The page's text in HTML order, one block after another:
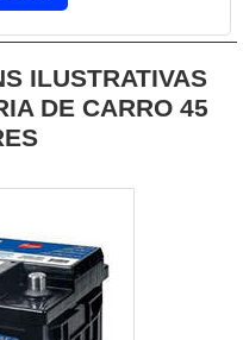
ILUSTRATIVAS
DE CARRO 45